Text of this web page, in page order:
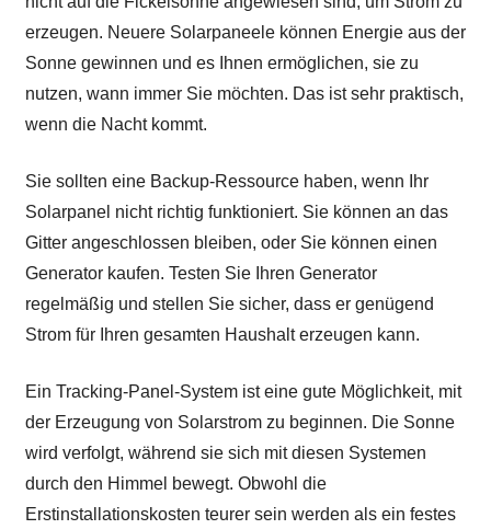
erzeugen. Neuere Solarpaneele können Energie aus der
Sonne gewinnen und es Ihnen ermöglichen, sie zu
nutzen, wann immer Sie möchten. Das ist sehr praktisch,
wenn die Nacht kommt.
Sie sollten eine Backup-Ressource haben, wenn Ihr
Solarpanel nicht richtig funktioniert. Sie können an das
Gitter angeschlossen bleiben, oder Sie können einen
Generator kaufen. Testen Sie Ihren Generator
regelmäßig und stellen Sie sicher, dass er genügend
Strom für Ihren gesamten Haushalt erzeugen kann.
Ein Tracking-Panel-System ist eine gute Möglichkeit, mit
der Erzeugung von Solarstrom zu beginnen. Die Sonne
wird verfolgt, während sie sich mit diesen Systemen
durch den Himmel bewegt. Obwohl die
Erstinstallationskosten teurer sein werden als ein festes